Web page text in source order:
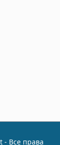
- Все права